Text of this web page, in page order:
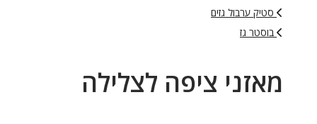
סטיק ערבול גזים
בוסטר גז
מאזני ציפה לצלילה